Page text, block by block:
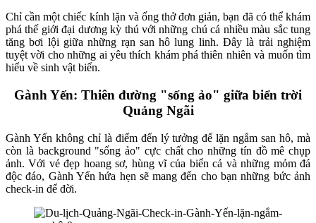
Chỉ cần một chiếc kính lặn và ống thở đơn giản, bạn đã có thể khám
phá thế giới đại dương kỳ thú với những chú cá nhiều màu sắc tung
tăng bơi lội giữa những rạn san hô lung linh. Đây là trải nghiệm
tuyệt vời cho những ai yêu thích khám phá thiên nhiên và muốn tìm
hiểu về sinh vật biển.
Gành Yến: Thiên đường "sống ảo" giữa biển trời
Quảng Ngãi
Gành Yến không chỉ là điểm đến lý tưởng để lặn ngắm san hô, mà
còn là background "sống ảo" cực chất cho những tín đồ mê chụp
ảnh. Với vẻ đẹp hoang sơ, hùng vĩ của biển cả và những mỏm đá
độc đáo, Gành Yến hứa hẹn sẽ mang đến cho bạn những bức ảnh
check-in để đời.